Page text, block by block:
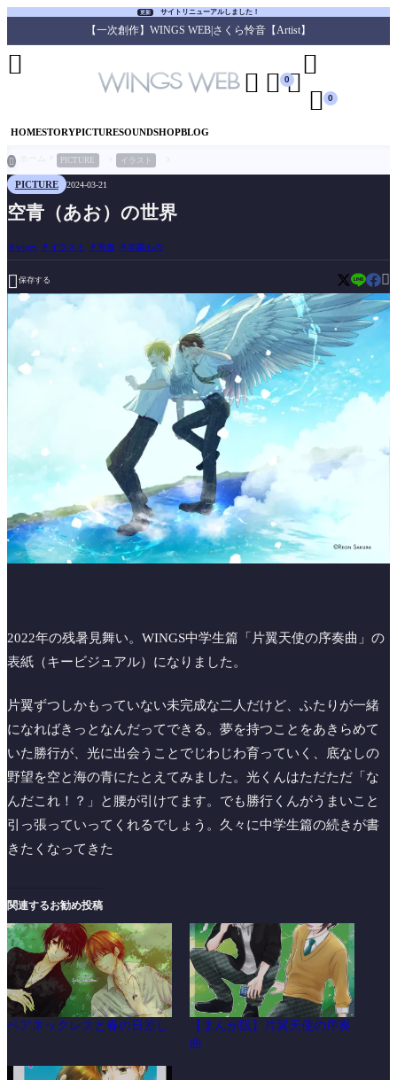
更新 サイトリニューアルしました！
【一次創作】WINGS WEB|さくら怜音【Artist】
HOMESTORYPICTURESOUNDSHOPBLOG
  0

 0

 PICTURE イラスト
PICTURE 2024-03-21
空青（あお）の世界
wings イラスト 青春 学園もの
 保存する 
2022年の残暑見舞い。WINGS中学生篇「片翼天使の序奏曲」の
表紙（キービジュアル）になりました。
片翼ずつしかもっていない未完成な二人だけど、ふたりが一緒
になればきっとなんだってできる。夢を持つことをあきらめて
いた勝行が、光に出会うことでじわじわ育っていく、底なしの
野望を空と海の青にたとえてみました。光くんはただただ「な
んだこれ！？」と腰が引けてます。でも勝行くんがうまいこと
引っ張っていってくれるでしょう。久々に中学生篇の続きが書
きたくなってきた
関連するお勧め投稿
ペアネックレスと春の日差し
【まんが版】片翼天使の序奏
曲